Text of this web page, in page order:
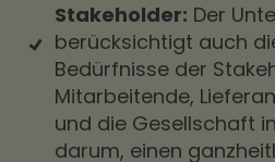
Stakeholder: Der
berücksichtigt auch
Bedürfnisse der
Mitarbeitende,
und die Gesellschaft
darum, einen